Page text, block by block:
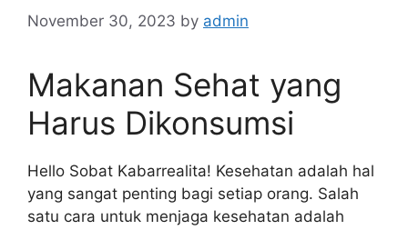
November 30, 2023 by admin
Makanan Sehat yang
Harus Dikonsumsi
Hello Sobat Kabarrealita! Kesehatan adalah hal
yang sangat penting bagi setiap orang. Salah
satu cara untuk menjaga kesehatan adalah